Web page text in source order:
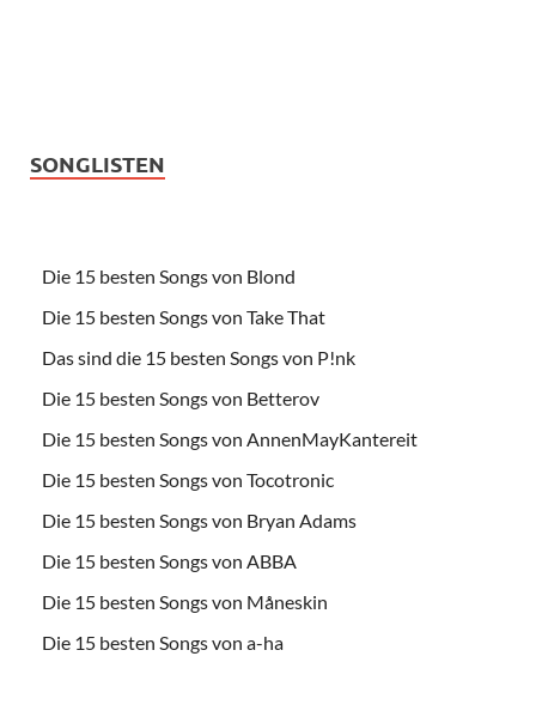
SONGLISTEN
Die 15 besten Songs von Blond
Die 15 besten Songs von Take That
Das sind die 15 besten Songs von P!nk
Die 15 besten Songs von Betterov
Die 15 besten Songs von AnnenMayKantereit
Die 15 besten Songs von Tocotronic
Die 15 besten Songs von Bryan Adams
Die 15 besten Songs von ABBA
Die 15 besten Songs von Måneskin
Die 15 besten Songs von a-ha